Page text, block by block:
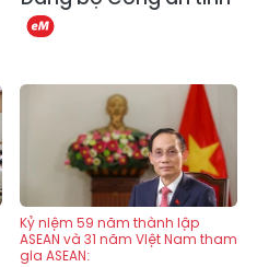
Kỷ niệm 59 năm thành lập
ASEAN và 31 năm Việt Nam tham
gia ASEAN: